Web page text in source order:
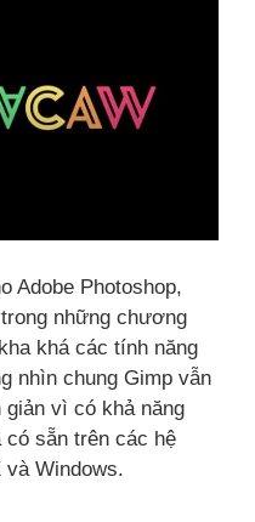
Adobe Photoshop,
những chương
khá các tính năng
nhìn chung Gimp vẫn
giản vì có khả năng
sẵn trên các hệ
và Windows.